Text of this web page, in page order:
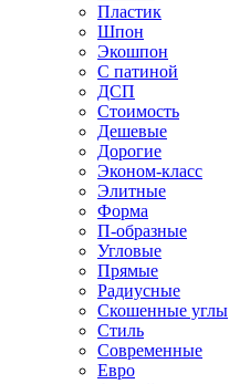
Пластик
Шпон
Экошпон
С патиной
ДСП
Стоимость
Дешевые
Дорогие
Эконом-класс
Элитные
Форма
П-образные
Угловые
Прямые
Радиусные
Скошенные углы
Стиль
Современные
Евро